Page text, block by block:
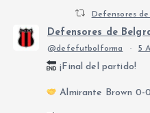
Defensores
Defensores de
@defefutbolforma · 5
¡Final del partido!
Almirante Brown 0-